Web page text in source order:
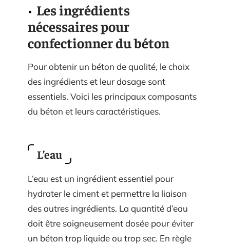
Les ingrédients
nécessaires pour
confectionner du béton
Pour obtenir un béton de qualité, le choix
des ingrédients et leur dosage sont
essentiels. Voici les principaux composants
du béton et leurs caractéristiques.
L’eau
L’eau est un ingrédient essentiel pour
hydrater le ciment et permettre la liaison
des autres ingrédients. La quantité d’eau
doit être soigneusement dosée pour éviter
un béton trop liquide ou trop sec. En règle